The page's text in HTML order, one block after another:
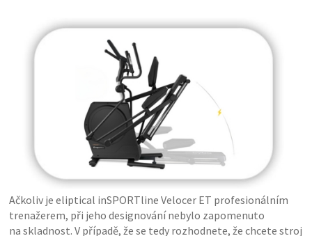
Ačkoliv je eliptical inSPORTline Velocer ET profesionálním
trenažerem, při jeho designování nebylo zapomenuto
na skladnost. V případě, že se tedy rozhodnete, že chcete stroj